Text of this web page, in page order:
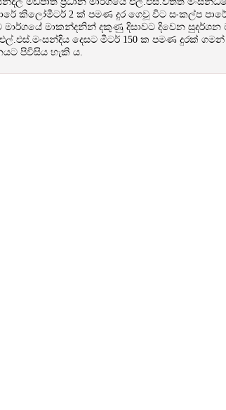
කිලෝමීටර් 2 ක් පමණ දුර ගෙවූ විට සංකල්ප
මාර්ගයේ මාකන්දනින් දකුණු දිසාවට දිවෙන සුදර්ශන
දෙසට මීටර් 150 ක පමණ දුරක්
පිවිසිය හැකි ය.